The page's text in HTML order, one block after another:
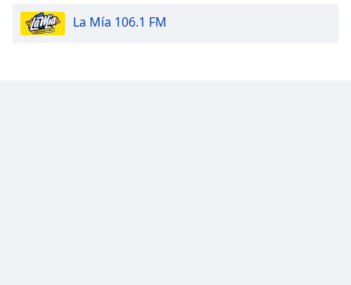
Close
Modal
La Mía 106.1 FM